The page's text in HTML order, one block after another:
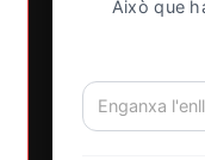
Això que